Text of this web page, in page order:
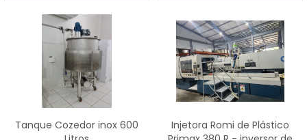
Tanque Cozedor inox 600
Injetora Romi de Plástico